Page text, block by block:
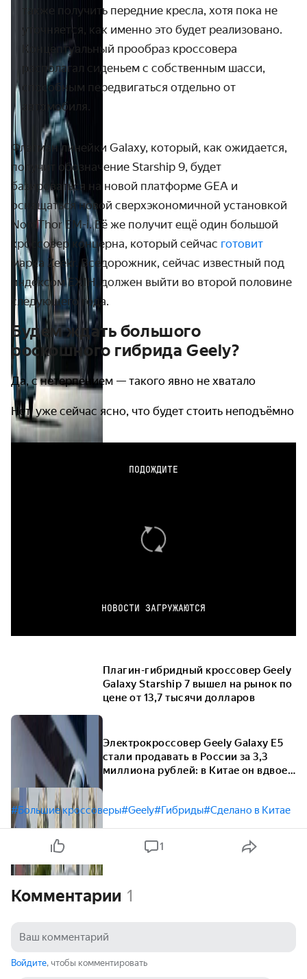
также получить передние кресла, хотя пока не
уточняется, как именно это будет реализовано.
Концептуальный прообраз кроссовера
располагал сиденьем с собственным шасси,
способным передвигаться отдельно от
автомобиля.
Флагман линейки Galaxy, который, как ожидается,
получит обозначение Starship 9, будет
базироваться на новой платформе GEA и
оснащаться новой сверхэкономичной установкой
NordThor EM-i. Её же получит ещё один большой
кроссовер концерна, который сейчас готовит
марка Zeekr. Вседорожник, сейчас известный под
индексом EX1H, должен выйти во второй половине
следующего года.
Будем ждать большого
роскошного гибрида Geely?
Да, с нетерпением — такого явно не хватало
Нет, уже сейчас ясно, что будет стоить неподъёмно
ПОДОЖДИТЕ
НОВОСТИ ЗАГРУЖАЮТСЯ
Плагин-гибридный кроссовер Geely
Galaxy Starship 7 вышел на рынок по
цене от 13,7 тысячи долларов
Электрокроссовер Geely Galaxy E5
стали продавать в России за 3,3
миллиона рублей: в Китае он вдвое
#Большие кроссоверы#Geely#Гибриды#Сделано в Китае
1
Комментарии 1
Войдите, чтобы комментировать